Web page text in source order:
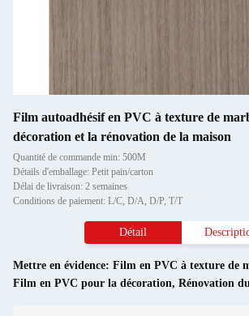
Film autoadhésif en PVC à texture de
décoration et la rénovation de la maison
Quantité de commande min: 500M
Détails d'emballage: Petit pain/carton
Délai de livraison: 2 semaines
Conditions de paiement: L/C, D/A, D/P, T/T
Détail
Mettre en évidence: Film en PVC à texture de
Film en PVC pour la décoration, Rénovation